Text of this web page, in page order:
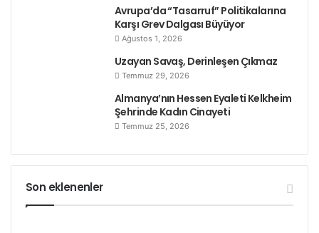
ön saflarda savaşmaya devam ediyorlar.
Kaynak: Waronwant.org
göçmen emekçiler
grunwick direnişi
kadın emekçiler
Avrupa’da “Tasarruf” Politikalarına
Karşı Grev Dalgası Büyüyor
Ağustos 1, 2026
Uzayan Savaş, Derinleşen Çıkmaz
Temmuz 29, 2026
Almanya’nın Hessen Eyaleti Kelkheim
Şehrinde Kadın Cinayeti
Temmuz 25, 2026
Son eklenenler